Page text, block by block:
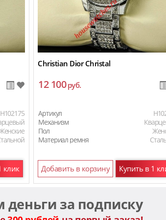
H102175
клик
Christian Dior Christal
12 100руб.
Артикул
Механизм
Пол
Материал ремня
Добавить в корзину Купить в 1
за подписку